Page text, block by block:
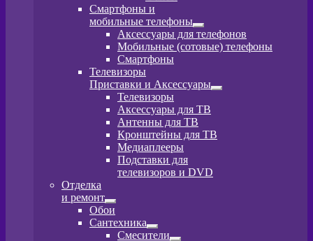
Смартфоны и
мобильные телефоны
Развернутое
вложенное
меню
Аксессуары для телефонов
Мобильные (сотовые) телефоны
Смартфоны
Телевизоры
Приставки и Аксессуары
Развернутое
Телевизоры
Аксессуары для ТВ
Антенны для ТВ
Кронштейны для ТВ
Медиаплееры
Подставки для
телевизоров и DVD
Отделка
и ремонт
Развернутое
вложенное
меню
Обои
Сантехника
Развернутое
Смесители